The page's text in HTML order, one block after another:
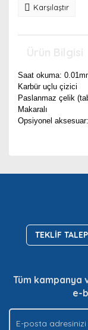
Karşılaştır
Saat okuma:
Karbür uçlu çizici
Paslanmaz çelik
Makaralı
Opsiyonel
formunu
Görüş ve
Ürün
Ürün fiyatı
Bu ürüne
TEKLİF
Tüm kampanya
e-